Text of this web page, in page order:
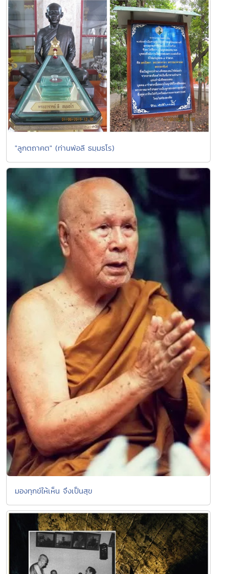
"ลูกตถาคต" (ท่านพ่อลี ธมฺมธโร)
มองทุกข์ให้เห็น จึงเป็นสุข